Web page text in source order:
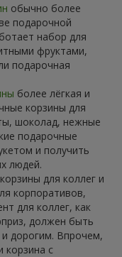
обычно более
подарочной
набор для
фруктами,
подарочная
более лёгкая и
корзины для
шоколад, нежные
подарочные
и получить
людей.
для коллег и
корпоративов,
для коллег, как
должен быть
дорогим. Впрочем,
корзина с